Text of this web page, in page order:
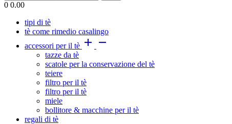
0 0.00
tipi di tè
tè come rimedio casalingo
accessori per il tè  
tazze da tè
scatole per la conservazione del tè
teiere
filtro per il tè
filtro per il tè
miele
bollitore & macchine per il tè
regali di tè